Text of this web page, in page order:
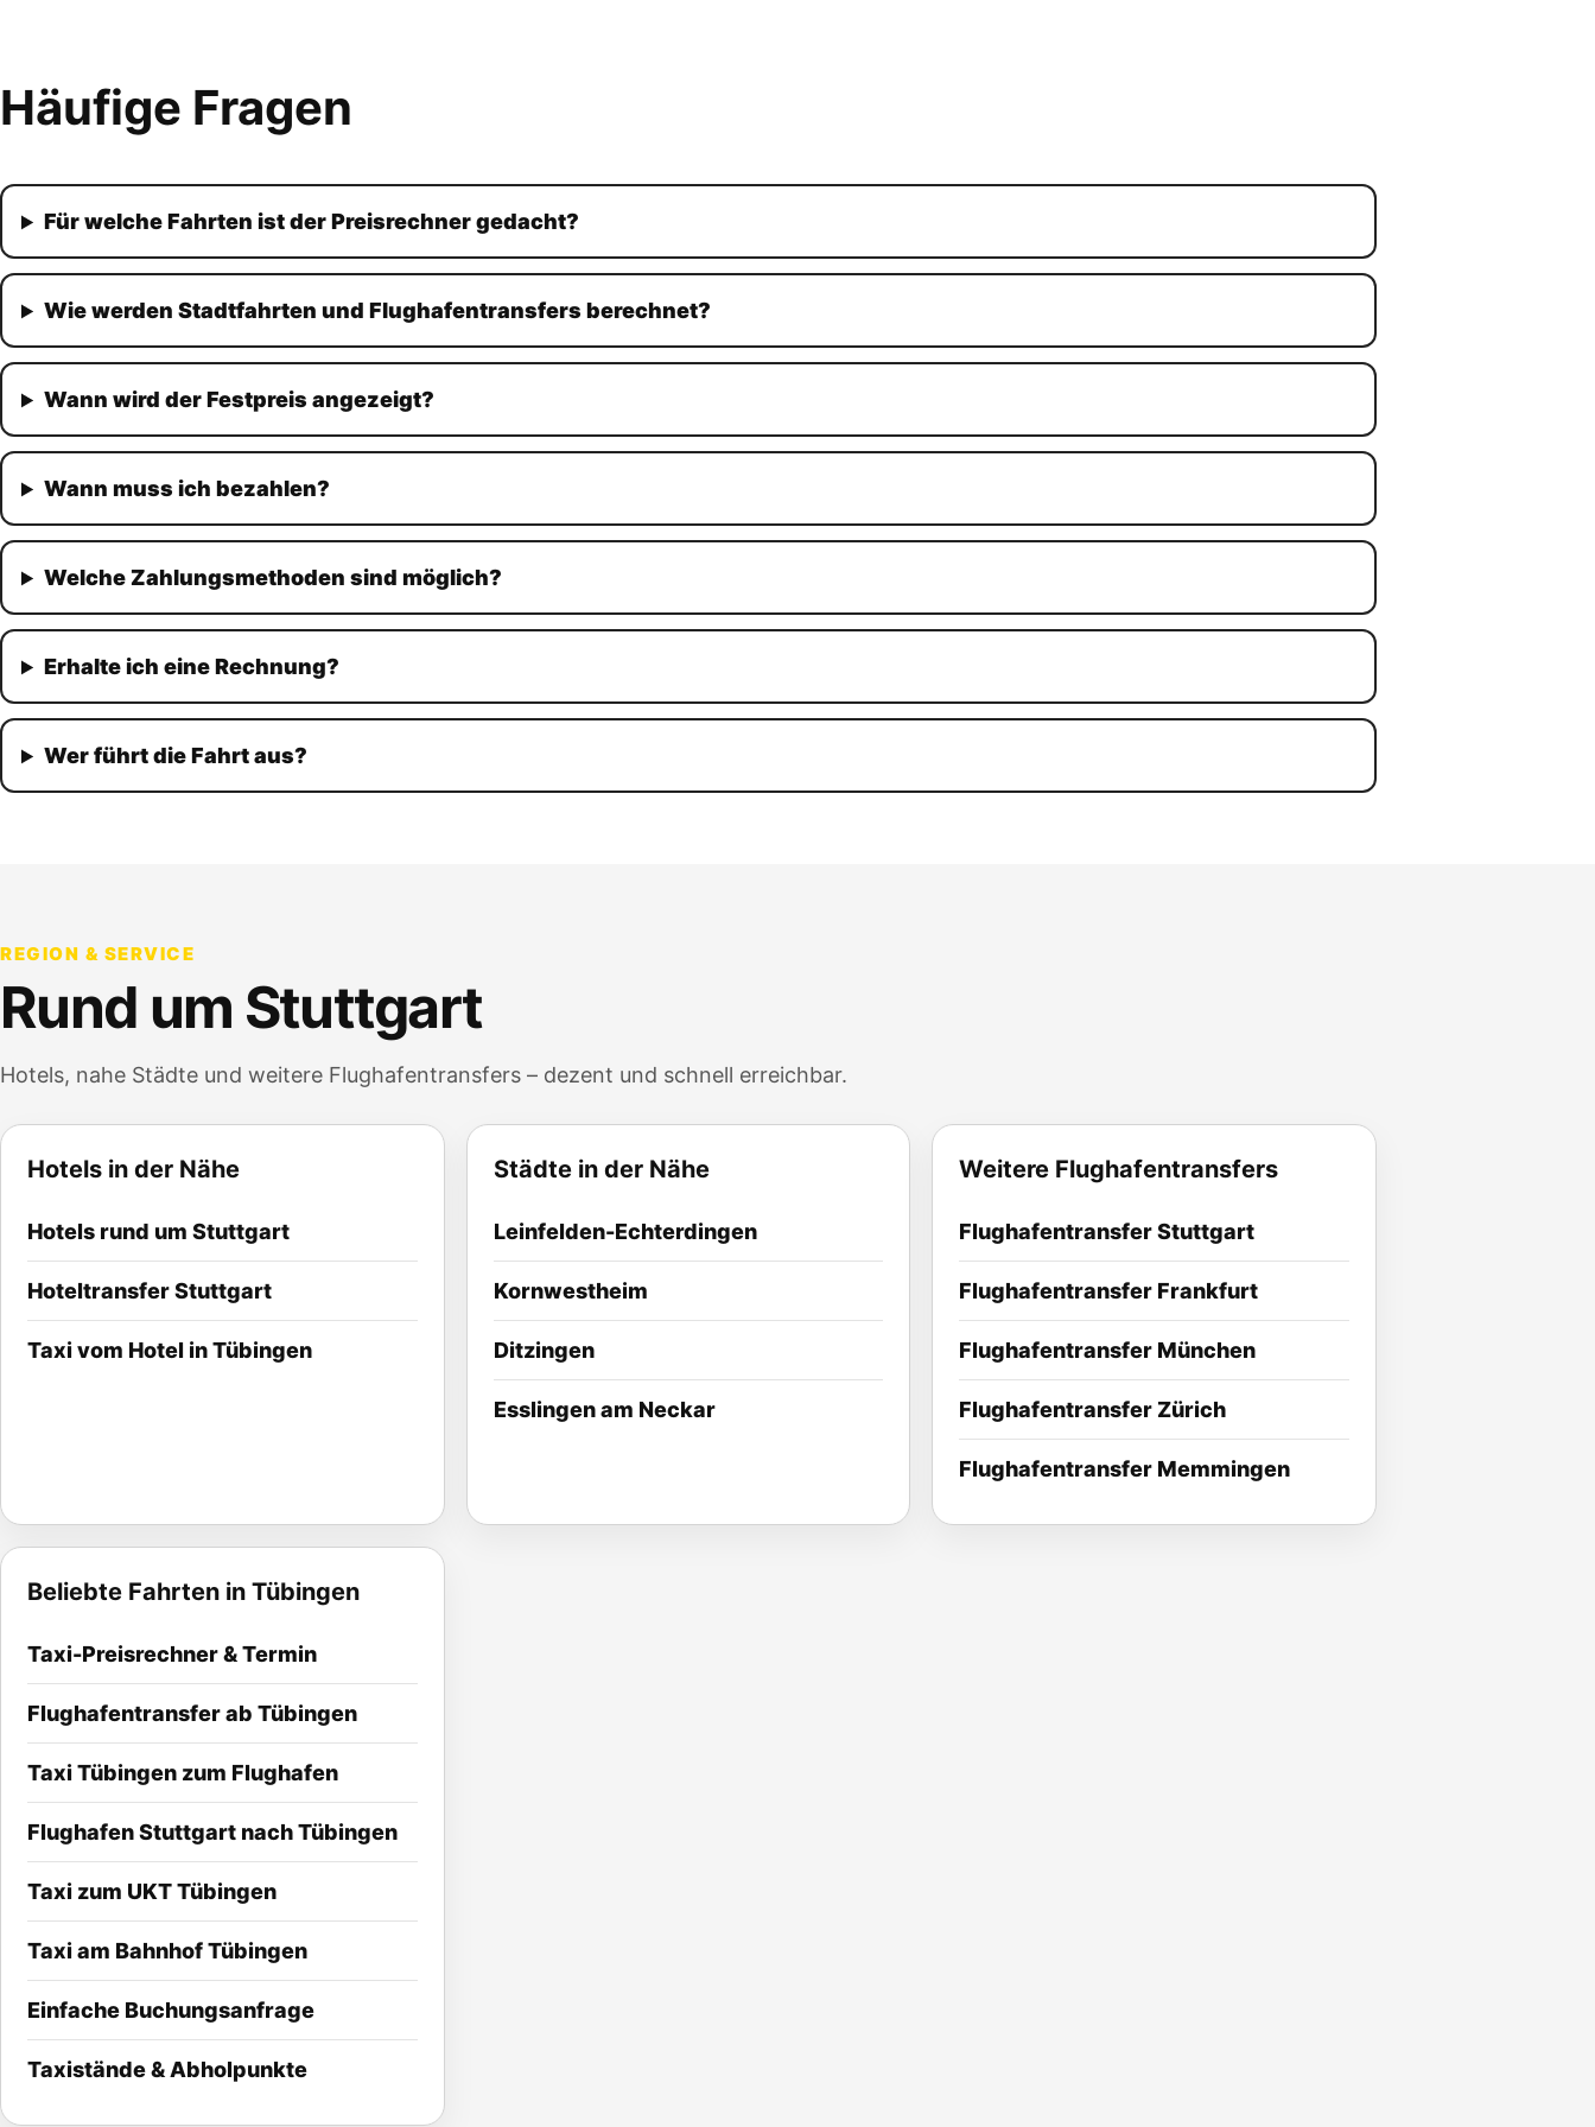
Häufige Fragen
Für welche Fahrten ist der Preisrechner gedacht?
Wie werden Stadtfahrten und Flughafentransfers berechnet?
Wann wird der Festpreis angezeigt?
Wann muss ich bezahlen?
Welche Zahlungsmethoden sind möglich?
Erhalte ich eine Rechnung?
Wer führt die Fahrt aus?
REGION & SERVICE
Rund um Stuttgart
Hotels, nahe Städte und weitere Flughafentransfers – dezent und schnell erreichbar.
Hotels in der Nähe
Hotels rund um Stuttgart
HoteltransferStuttgart
Taxi vom Hotel in Tübingen
Städte in der Nähe
Leinfelden-Echterdingen
Kornwestheim
Ditzingen
Esslingen am Neckar
Weitere Flughafentransfers
Flughafentransfer Stuttgart
Flughafentransfer Frankfurt
Flughafentransfer München
Flughafentransfer Zürich
Flughafentransfer Memmingen
Beliebte Fahrten in Tübingen
Taxi-Preisrechner & Termin
Flughafentransfer ab Tübingen
Taxi Tübingen zum Flughafen
Flughafen Stuttgart nach Tübingen
Taxi zum UKT Tübingen
Taxi am Bahnhof Tübingen
Einfache Buchungsanfrage
Taxistände & Abholpunkte